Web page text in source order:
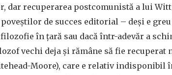
recuperarea postcomunistă a lui
de succes editorial – deși e greu
în țară sau dacă într-adevăr a
vechi deja și rămâne să fie recuperat
Moore), care e relativ indisponibil